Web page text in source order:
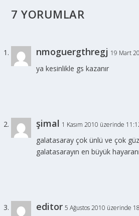
7 YORUMLAR
nmoguergthregj 19 Mart
ya kesinlikle gs kazanır
şimal 1 Kasım 2010 üzerinde
galatasaray çok ünlü ve çok
galatasarayın en büyük
editor 5 Ağustos 2010 üzerinde